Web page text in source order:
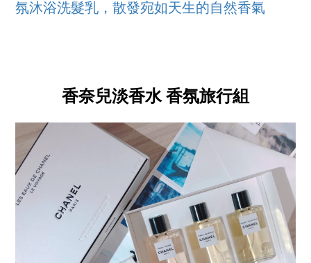
氛沐浴洗髮乳，散發宛如天生的自然香氣
香奈兒淡香水 香氛旅行組